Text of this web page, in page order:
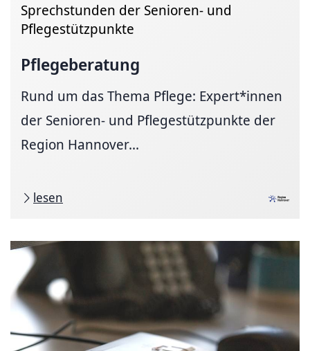
Sprechstunden der Senioren- und
Pflegestützpunkte
Pflegeberatung
Rund um das Thema Pflege: Expert*innen
der Senioren- und Pflegestützpunkte der
Region Hannover...
lesen